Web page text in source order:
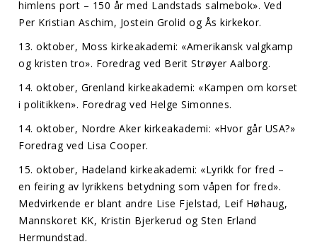
himlens port – 150 år med Landstads salmebok». Ved
Per Kristian Aschim, Jostein Grolid og Ås kirkekor.
13. oktober, Moss kirkeakademi: «Amerikansk valgkamp
og kristen tro». Foredrag ved Berit Strøyer Aalborg.
14. oktober, Grenland kirkeakademi: «Kampen om korset
i politikken». Foredrag ved Helge Simonnes.
14. oktober, Nordre Aker kirkeakademi: «Hvor går USA?»
Foredrag ved Lisa Cooper.
15. oktober, Hadeland kirkeakademi: «Lyrikk for fred –
en feiring av lyrikkens betydning som våpen for fred».
Medvirkende er blant andre Lise Fjelstad, Leif Høhaug,
Mannskoret KK, Kristin Bjerkerud og Sten Erland
Hermundstad.